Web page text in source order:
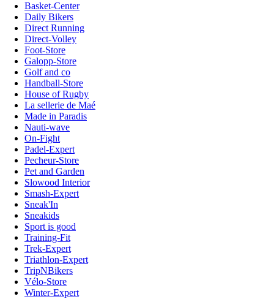
Basket-Center
Daily Bikers
Direct Running
Direct-Volley
Foot-Store
Galopp-Store
Golf and co
Handball-Store
House of Rugby
La sellerie de Maé
Made in Paradis
Nauti-wave
On-Fight
Padel-Expert
Pecheur-Store
Pet and Garden
Slowood Interior
Smash-Expert
Sneak'In
Sneakids
Sport is good
Training-Fit
Trek-Expert
Triathlon-Expert
TripNBikers
Vélo-Store
Winter-Expert